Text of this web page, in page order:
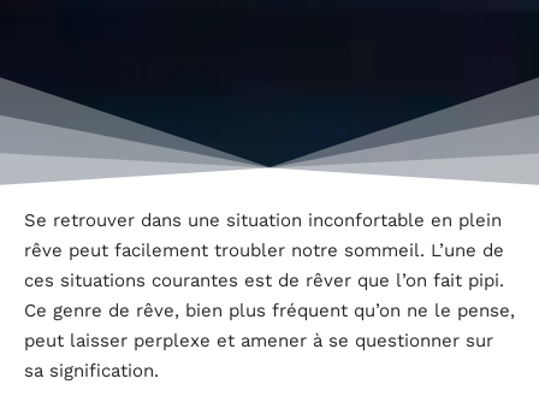
Se retrouver dans une situation inconfortable en plein
rêve peut facilement troubler notre sommeil. L’une de
ces situations courantes est de rêver que l’on fait pipi.
Ce genre de rêve, bien plus fréquent qu’on ne le pense,
peut laisser perplexe et amener à se questionner sur
sa signification.